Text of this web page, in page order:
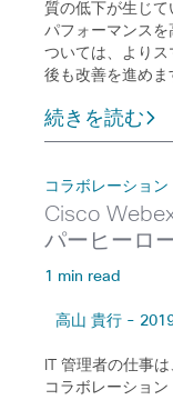
質の低下が生じ
パフォーマンス
ついては、より
後も改善を進めま
続きを読む
コラボレーション
Cisco
パーヒーロ
1 min read
高山 貴行 -
IT 管理者の仕事
コラボレーショ